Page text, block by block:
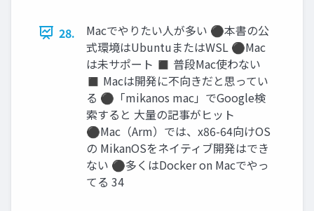
28.
Macでやりたい人が多い ⚫本書の公
式環境はUbuntuまたはWSL ⚫Mac
は未サポート ◼ 普段Mac使わない
◼ Macは開発に不向きだと思ってい
る ⚫「mikanos mac」でGoogle検
索すると 大量の記事がヒット
⚫Mac（Arm）では、x86-64向けOS
の MikanOSをネイティブ開発はでき
ない ⚫多くはDocker on Macでやっ
てる 34